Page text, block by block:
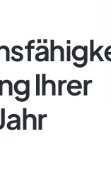
Ihrer